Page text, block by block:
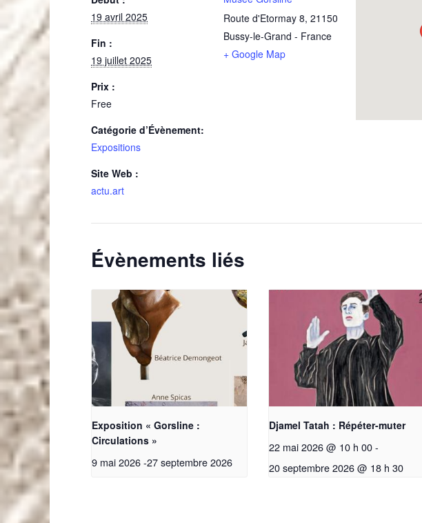
19 avril 2025
Fin :
19 juillet 2025
Prix :
Free
Catégorie d’Évènement:
Expositions
Site Web :
actu.art
Route d'Etormay 8, 21150
Bussy-le-Grand - France
+ Google Map
Évènements liés
Exposition « Gorsline :
Circulations »
9 mai 2026-27 septembre 2026
Djamel Tatah : Répéter-muter
22 mai 2026 @ 10 h 00 -
20 septembre 2026 @ 18 h 30